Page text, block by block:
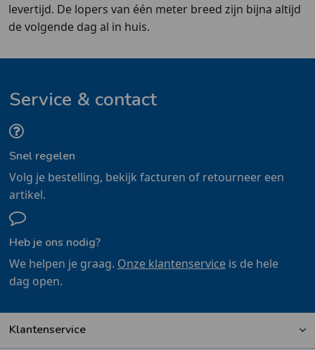
levertijd. De lopers van één meter breed zijn bijna altijd
de volgende dag al in huis.
Service & contact
Snel regelen
Volg je bestelling, bekijk facturen of retourneer een
artikel.
Heb je ons nodig?
We helpen je graag. Onze klantenserviceis de hele
dag open.
Klantenservice